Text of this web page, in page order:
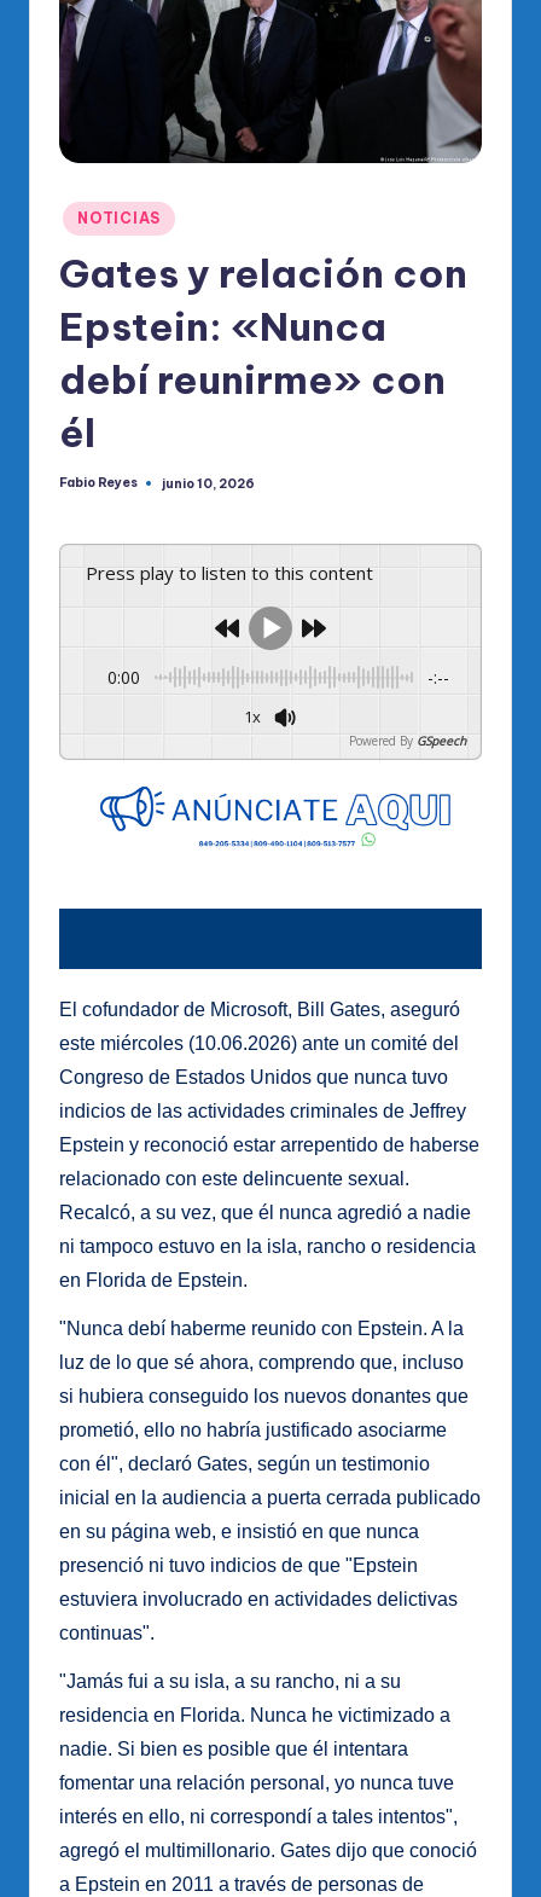
di
O
al
R
M
Publicado
en
NOTICIAS
Gates y relación con
Epstein: «Nunca
debí reunirme» con
él
Publicado
Fabio Reyes junio 10, 2026
Press play to listen to this content
0:00 -:--
1x
Powered By GSpeech
El cofundador de Microsoft, Bill Gates, aseguró
este miércoles (10.06.2026) ante un comité del
Congreso de Estados Unidos que nunca tuvo
indicios de las actividades criminales de Jeffrey
Epstein y reconoció estar arrepentido de haberse
relacionado con este delincuente sexual.
Recalcó, a su vez, que él nunca agredió a nadie
ni tampoco estuvo en la isla, rancho o residencia
en Florida de Epstein.
"Nunca debí haberme reunido con Epstein. A la
luz de lo que sé ahora, comprendo que, incluso
si hubiera conseguido los nuevos donantes que
prometió, ello no habría justificado asociarme
con él", declaró Gates, según un testimonio
inicial en la audiencia a puerta cerrada publicado
en su página web, e insistió en que nunca
presenció ni tuvo indicios de que "Epstein
estuviera involucrado en actividades delictivas
continuas".
"Jamás fui a su isla, a su rancho, ni a su
residencia en Florida. Nunca he victimizado a
nadie. Si bien es posible que él intentara
fomentar una relación personal, yo nunca tuve
interés en ello, ni correspondí a tales intentos",
agregó el multimillonario. Gates dijo que conoció
a Epstein en 2011 a través de personas de